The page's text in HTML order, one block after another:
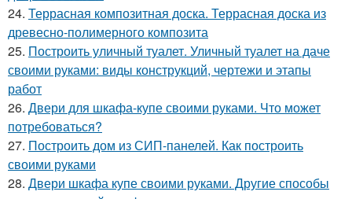
24. Террасная композитная доска. Террасная доска из
древесно-полимерного композита
25. Построить уличный туалет. Уличный туалет на даче
своими руками: виды конструкций, чертежи и этапы
работ
26. Двери для шкафа-купе своими руками. Что может
потребоваться?
27. Построить дом из СИП-панелей. Как построить
своими руками
28. Двери шкафа купе своими руками. Другие способы